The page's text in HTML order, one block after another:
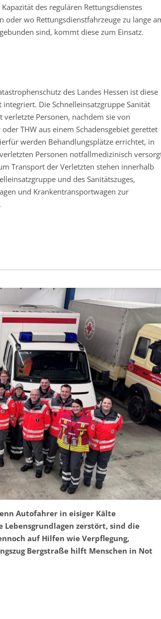
des regulären Rettungsdienstes
oder wo Rettungsdienstfahrzeuge zu lange
sind, kommt diese zum Einsatz.
des Landes Hessen ist diese
integriert. Die Schnelleinsatzgruppe Sanität
Personen, nachdem sie von
THW aus einem Schadensgebiet gerettet
werden Behandlungsplätze errichtet, in
Personen notfallmedizinisch
Transport der Verletzten stehen innerhalb
und des Sanitätszuges,
und Krankentransportwagen zur
Autofahrer in eisiger Kälte
Lebensgrundlagen zerstört, sind die
auf Hilfen wie Verpflegung,
Bergstraße hilft Menschen in Not